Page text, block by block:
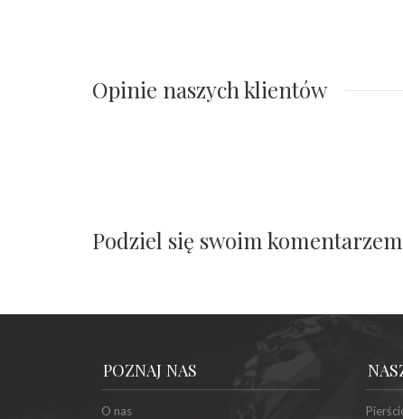
Opinie naszych klientów
Podziel się swoim
POZNAJ NAS
O nas